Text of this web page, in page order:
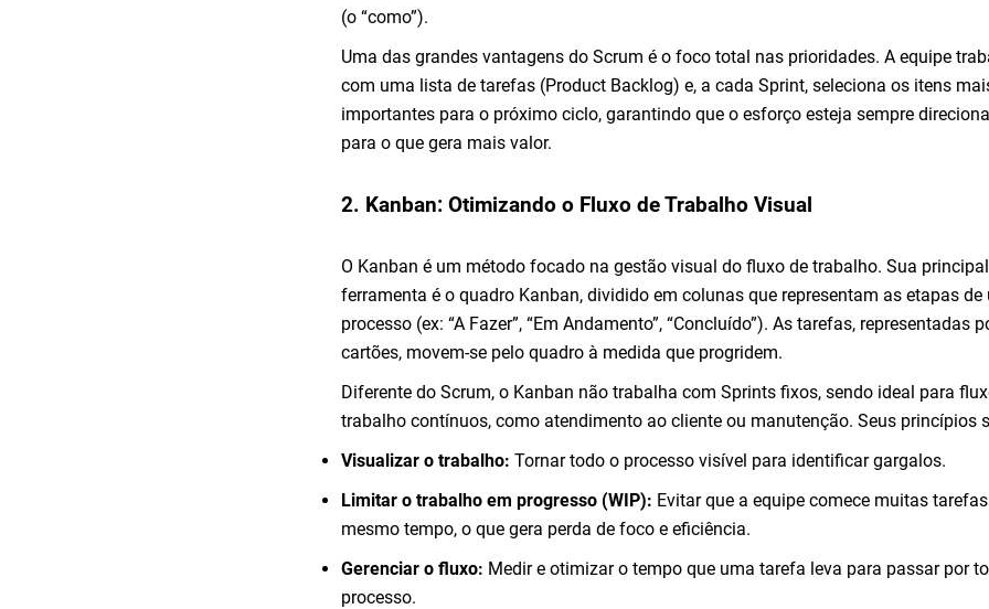
(o “como”).
Uma das grandes vantagens do Scrum é o foco total nas prioridades. A equipe
com uma lista de tarefas (Product Backlog) e, a cada Sprint, seleciona os itens
importantes para o próximo ciclo, garantindo que o esforço esteja sempre
para o que gera mais valor.
2. Kanban: Otimizando o Fluxo de Trabalho Visual
O Kanban é um método focado na gestão visual do fluxo de trabalho. Sua principal
ferramenta é o quadro Kanban, dividido em colunas que representam as etapas de
processo (ex: “A Fazer”, “Em Andamento”, “Concluído”). As tarefas, representadas
cartões, movem-se pelo quadro à medida que progridem.
Diferente do Scrum, o Kanban não trabalha com Sprints fixos, sendo ideal para
trabalho contínuos, como atendimento ao cliente ou manutenção. Seus princípios
Visualizar o trabalho: Tornar todo o processo visível para identificar gargalos.
Limitar o trabalho em progresso (WIP): Evitar que a equipe comece muitas
mesmo tempo, o que gera perda de foco e eficiência.
Gerenciar o fluxo: Medir e otimizar o tempo que uma tarefa leva para passar por
processo.